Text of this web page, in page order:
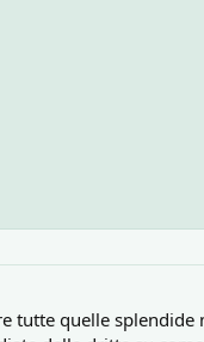
tutte quelle